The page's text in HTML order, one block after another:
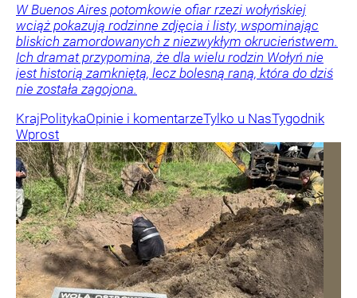
W Buenos Aires potomkowie ofiar rzezi wołyńskiej
wciąż pokazują rodzinne zdjęcia i listy, wspominając
bliskich zamordowanych z niezwykłym okrucieństwem.
Ich dramat przypomina, że dla wielu rodzin Wołyń nie
jest historią zamkniętą, lecz bolesną raną, która do dziś
nie została zagojona.
KrajPolitykaOpinie i komentarzeTylko u NasTygodnik
Wprost